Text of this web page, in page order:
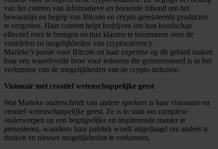
van het creëren van informatieve en boeiende inhoud om het
bewustzijn en begrip van Bitcoin en crypto-gerelateerde producten
te vergroten. Haar content helpt bedrijven om hun boodschap
effectief over te brengen en hun klanten te informeren over de
voordelen en mogelijkheden van cryptocurrency.
Marieke’s passie voor Bitcoin en haar expertise op dit gebied maken
haar een waardevolle bron voor iedereen die geïnteresseerd is in het
verkennen van de mogelijkheden van de crypto-industrie.
Visionair met creatief wetenschappelijke geest
Wat Marieke onderscheidt van andere sprekers is haar visionaire en
creatief wetenschappelijke geest. Ze is in staat om complexe
onderwerpen op een begrijpelijke en inspirerende manier te
presenteren, waardoor haar publiek wordt uitgedaagd om anders te
denken en nieuwe mogelijkheden te verkennen.